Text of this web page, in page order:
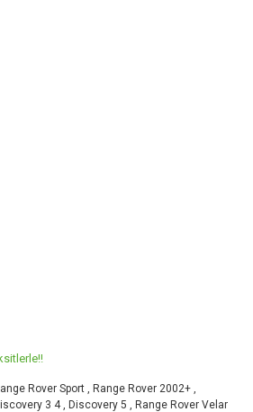
Rover Sport ,Range Rover 2002+
3 4
,Discovery 5 ,Range Rover Velar